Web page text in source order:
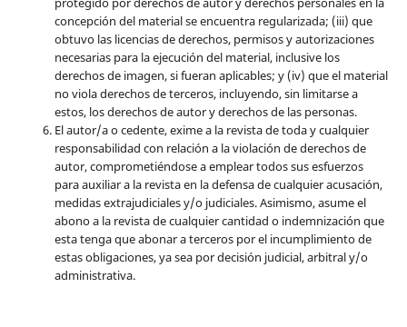
concepción del material se encuentra regularizada; (iii) que
obtuvo las licencias de derechos, permisos y autorizaciones
necesarias para la ejecución del material, inclusive los
derechos de imagen, si fueran aplicables; y (iv) que el material
no viola derechos de terceros, incluyendo, sin limitarse a
estos, los derechos de autor y derechos de las personas.
El autor/a o cedente, exime a la revista de toda y cualquier
responsabilidad con relación a la violación de derechos de
autor, comprometiéndose a emplear todos sus esfuerzos
para auxiliar a la revista en la defensa de cualquier acusación,
medidas extrajudiciales y/o judiciales. Asimismo, asume el
abono a la revista de cualquier cantidad o indemnización que
esta tenga que abonar a terceros por el incumplimiento de
estas obligaciones, ya sea por decisión judicial, arbitral y/o
administrativa.